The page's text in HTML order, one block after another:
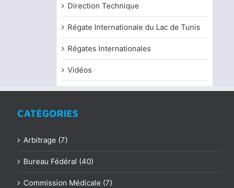
Direction Technique
Régate Internationale du Lac de Tunis
Régates Internationales
Vidéos
CATÉGORIES
Arbitrage (7)
Bureau Fédéral (40)
Commission Médicale (7)